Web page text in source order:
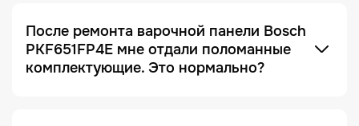
После ремонта варочной панели Bosch
PKF651FP4E мне отдали поломанные
комплектующие. Это нормально?